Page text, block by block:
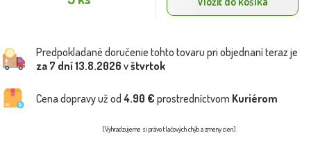
Predpokladané doručenie tohto tovaru pri objednaní teraz je
za 7 dní13.8.2026 vštvrtok
Cena dopravy už od 4.90 € prostredníctvom Kuriérom
(Vyhradzujeme si právo tlačových chýb a zmeny cien)